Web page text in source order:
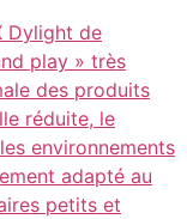
Dylight de
play » très
des produits
réduite, le
environnements
adapté au
petits et